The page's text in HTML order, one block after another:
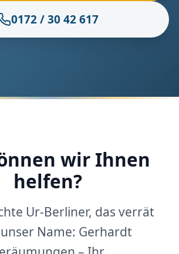
0172 / 30 42 617
wir Ihnen
helfen?
Ur-Berliner, das verrät
Name: Gerhardt